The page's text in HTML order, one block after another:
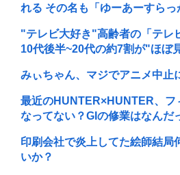
れる その名も「ゆーあーすらっ
"テレビ大好き"高齢者の「テレ
10代後半~20代の約7割が"ほぼ
みぃちゃん、マジでアニメ中止
最近のHUNTER×HUNTER、フ
なってない？GIの修業はなんだ
印刷会社で炎上してた絵師結局
いか？